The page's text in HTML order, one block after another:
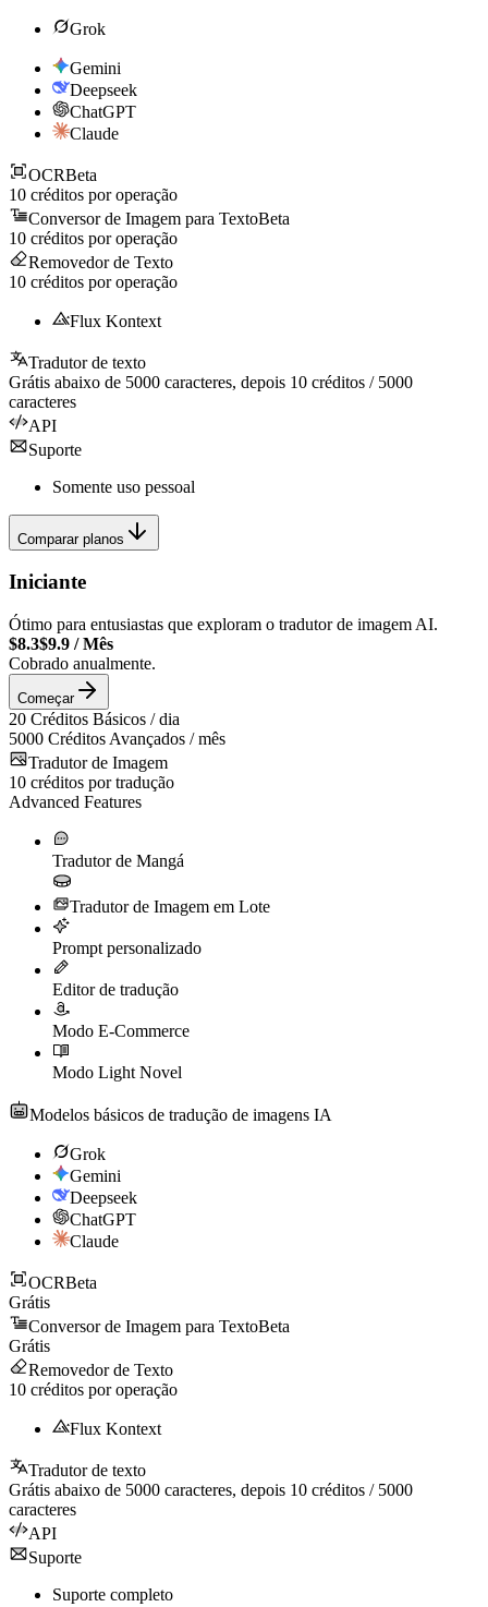
Grok
Gemini
Deepseek
ChatGPT
Claude
OCRBeta
10 créditos por operação
Conversor de Imagem para TextoBeta
10 créditos por operação
Removedor de Texto
10 créditos por operação
Flux Kontext
Tradutor de texto
Grátis abaixo de 5000 caracteres, depois 10 créditos / 5000
caracteres
API
Suporte
Somente uso pessoal
Comparar planos
Iniciante
Ótimo para entusiastas que exploram o tradutor de imagem AI.
$8.3$9.9 /Mês
Cobrado anualmente.
Começar
20 Créditos Básicos / dia
5000 Créditos Avançados / mês
Tradutor de Imagem
10 créditos por tradução
Advanced Features
Tradutor de Mangá
Tradutor de Imagem em Lote
Prompt personalizado
Editor de tradução
Modo E-Commerce
Modo Light Novel
Modelos básicos de tradução de imagens IA
Grok
Gemini
Deepseek
ChatGPT
Claude
OCRBeta
Grátis
Conversor de Imagem para TextoBeta
Grátis
Removedor de Texto
10 créditos por operação
Flux Kontext
Tradutor de texto
Grátis abaixo de 5000 caracteres, depois 10 créditos / 5000
caracteres
API
Suporte
Suporte completo